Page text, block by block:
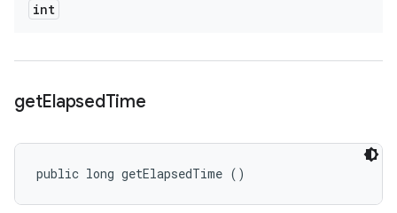
int
getElapsedTime
public long getElapsedTime ()